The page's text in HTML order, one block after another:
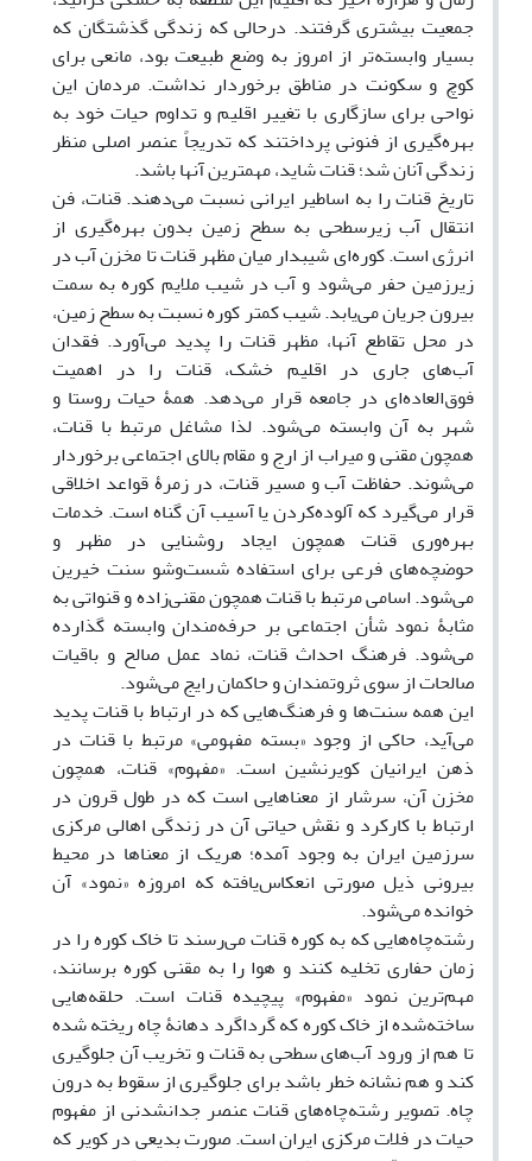
جمعیت بیشتری گرفتند. درحالی که زندگی گذشتگان که
بسیار وابسته‌تر از امروز به وضع طبیعت بود، مانعی برای
کوچ و سکونت در مناطق برخوردار نداشت. مردمان این
نواحی برای سازگاری با تغییر اقلیم و تداوم حیات خود به
بهره‌گیری از فنونی پرداختند که تدریجاً عنصر اصلی منظر
زندگی آنان شد؛ قنات شاید، مهمترین آنها باشد.
تاریخ قنات را به اساطیر ایرانی نسبت می‌دهند. قنات، فن
انتقال آب زیرسطحی به سطح زمین بدون بهره‌گیری از
انرژی است. کوره‌ای شیبدار میان مظهر قنات تا مخزن آب در
زیرزمین حفر می‌شود و آب در شیب ملایم کوره به سمت
بیرون جریان می‌یابد. شیب کمتر کوره نسبت به سطح زمین،
در محل تقاطع آنها، مظهر قنات را پدید می‌آورد. فقدان
آب‌های جاری در اقلیم خشک، قنات را در اهمیت
فوق‌العاده‌ای در جامعه قرار می‌دهد. همۀ حیات روستا و
شهر به آن وابسته می‌شود. لذا مشاغل مرتبط با قنات،
همچون مقنی و میراب از ارج و مقام بالای اجتماعی برخوردار
می‌شوند. حفاظت آب و مسیر قنات، در زمرۀ قواعد اخلاقی
قرار می‌گیرد که آلوده‌کردن یا آسیب آن گناه است. خدمات
بهره‌وری قنات همچون ایجاد روشنایی در مظهر و
حوضچه‌های فرعی برای استفاده شست‌وشو سنت‌ خیرین
می‌شود. اسامی مرتبط با قنات همچون مقنی‌زاده و قنواتی به
مثابۀ نمود شأن اجتماعی بر حرفه‌مندان وابسته گذارده
می‌شود. فرهنگ احداث قنات، نماد عمل صالح و باقیات
صالحات از سوی ثروتمندان و حاکمان رایج می‌شود.
این همه سنت‌ها و فرهنگ‌هایی که در ارتباط با قنات پدید
می‌آید، حاکی از وجود «بسته مفهومی» مرتبط با قنات در
ذهن ایرانیان کویرنشین است. «مفهوم» قنات، همچون
مخزن آن، سرشار از معناهایی است که در طول قرون در
ارتباط با کارکرد و نقش حیاتی آن در زندگی اهالی مرکزی
سرزمین ایران به وجود آمده؛ هریک از معناها در محیط
بیرونی ذیل صورتی انعکاس‌یافته که امروزه «نمود» آن
خوانده می‌شود.
رشته‌چاه‌هایی که به کوره قنات می‌رسند تا خاک کوره را در
زمان حفاری تخلیه کنند و هوا را به مقنی کوره برسانند،
مهم‌ترین نمود «مفهوم» پیچیده قنات است. حلقه‌هایی
ساخته‌شده از خاک کوره که گرداگرد دهانۀ چاه ریخته شده
تا هم از ورود آب‌های سطحی به قنات و تخریب آن جلوگیری
کند و هم نشانه خطر باشد برای جلوگیری از سقوط به درون
چاه. تصویر رشته‌چاه‌های قنات عنصر جدانشدنی از مفهوم
حیات در فلات مرکزی ایران است. صورت بدیعی در کویر که